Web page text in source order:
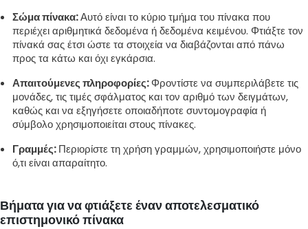
Σώμα πίνακα:Αυτό είναι το κύριο τμήμα του πίνακα που
περιέχει αριθμητικά δεδομένα ή δεδομένα κειμένου. Φτιάξτε τον
πίνακά σας έτσι ώστε τα στοιχεία να διαβάζονται από πάνω
προς τα κάτω και όχι εγκάρσια.
Απαιτούμενες πληροφορίες:Φροντίστε να συμπεριλάβετε τις
μονάδες, τις τιμές σφάλματος και τον αριθμό των δειγμάτων,
καθώς και να εξηγήσετε οποιαδήποτε συντομογραφία ή
σύμβολο χρησιμοποιείται στους πίνακες.
Γραμμές:Περιορίστε τη χρήση γραμμών, χρησιμοποιήστε μόνο
ό,τι είναι απαραίτητο.
Βήματα για να φτιάξετε έναν αποτελεσματικό
επιστημονικό πίνακα